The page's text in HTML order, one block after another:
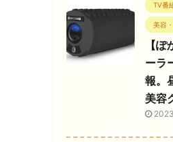
TV番
美容
【
ーラ
報。
美容